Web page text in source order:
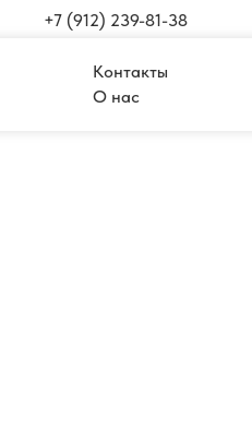
+7 (912) 239-81-38
О нас
Контакты